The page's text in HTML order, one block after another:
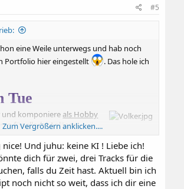
#5
eine Weile unterwegs und hab noch
Portfolio hier eingestellt
. Das hole ich
Tue
und komponiere als Hobby
für allerlei Anlässe.
Musik, aber auch für die klassische
einerRockband,mit oder ohne
letzten Jahren auch häufiger für
Animationsserien.
Zum Vergrößern anklicken....
Und juhu: keine KI ! Liebe ich!
dich für zwei, drei Tracks für die
falls du Zeit hast. Aktuell bin ich
noch nicht so weit, dass ich dir eine